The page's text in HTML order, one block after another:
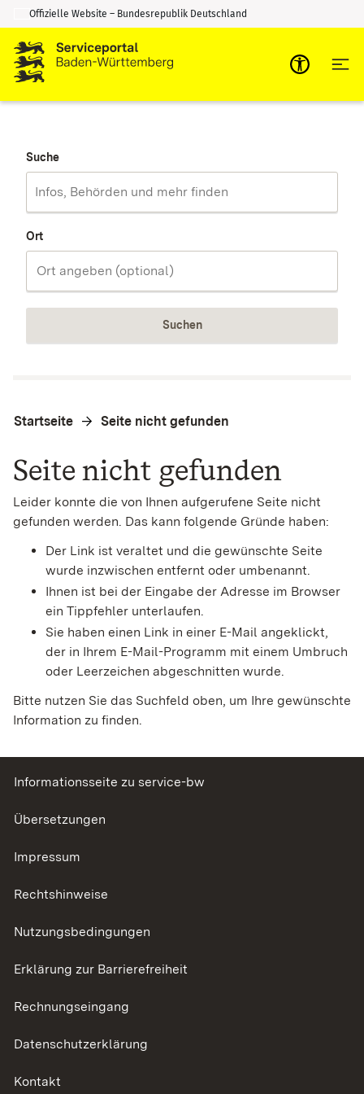
Zum Inhalt springen
Zur Suche springen
Offizielle Website – Bundesrepublik Deutschland
Suche
Ort
Suchen
Startseite Seite nicht gefunden
Seite nicht gefunden
Leider konnte die von Ihnen aufgerufene Seite nicht
gefunden werden. Das kann folgende Gründe haben:
Der Link ist veraltet und die gewünschte Seite
wurde inzwischen entfernt oder umbenannt.
Ihnen ist bei der Eingabe der Adresse im Browser
ein Tippfehler unterlaufen.
Sie haben einen Link in einer E-Mail angeklickt,
der in Ihrem E-Mail-Programm mit einem Umbruch
oder Leerzeichen abgeschnitten wurde.
Bitte nutzen Sie das Suchfeld oben, um Ihre gewünschte
Information zu finden.
Informationsseite zu service-bw
Übersetzungen
Impressum
Rechtshinweise
Nutzungsbedingungen
Erklärung zur Barrierefreiheit
Rechnungseingang
Datenschutzerklärung
Kontakt